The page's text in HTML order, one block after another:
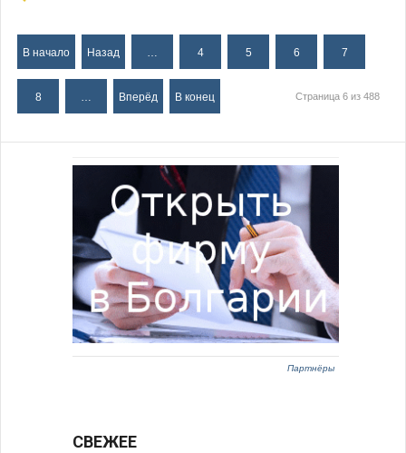
В начало Назад … 4 5 6 7
8 … Вперёд В конец Страница 6 из 488
Партнёры
СВЕЖЕЕ